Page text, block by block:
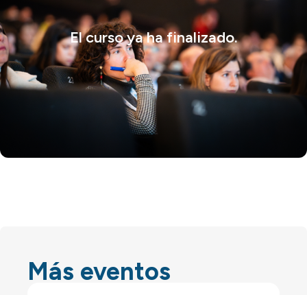
El curso ya ha finalizado.
Más eventos